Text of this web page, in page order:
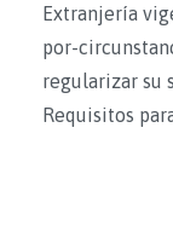
Extranjería
por-
regularizar su
Requisitos